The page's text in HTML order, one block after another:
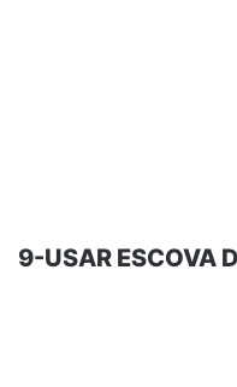
9-USAR ESCOVA